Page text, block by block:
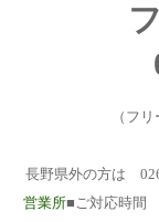
（フ
長野県外の方は
営業所■ご対応時間